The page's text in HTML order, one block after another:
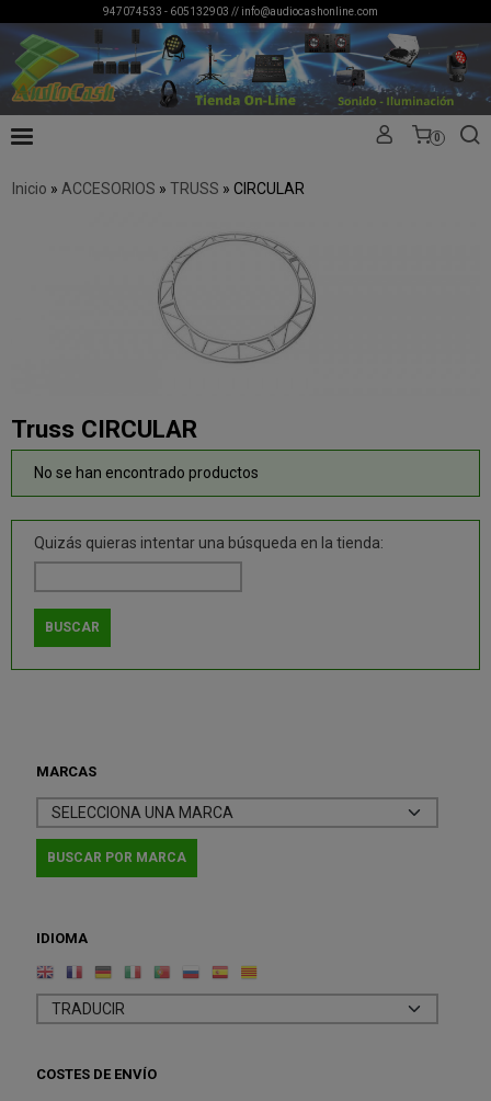
947074533 - 605132903 // info@audiocashonline.com
0
MARCAS
IDIOMA
COSTES DE ENVÍO
Inicio » ACCESORIOS » TRUSS » CIRCULAR
Truss CIRCULAR
No se han encontrado productos
Quizás quieras intentar una búsqueda en la tienda: